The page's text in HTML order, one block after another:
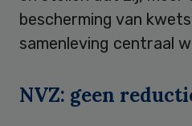
bescherming van
samenleving centraal
NVZ: geen